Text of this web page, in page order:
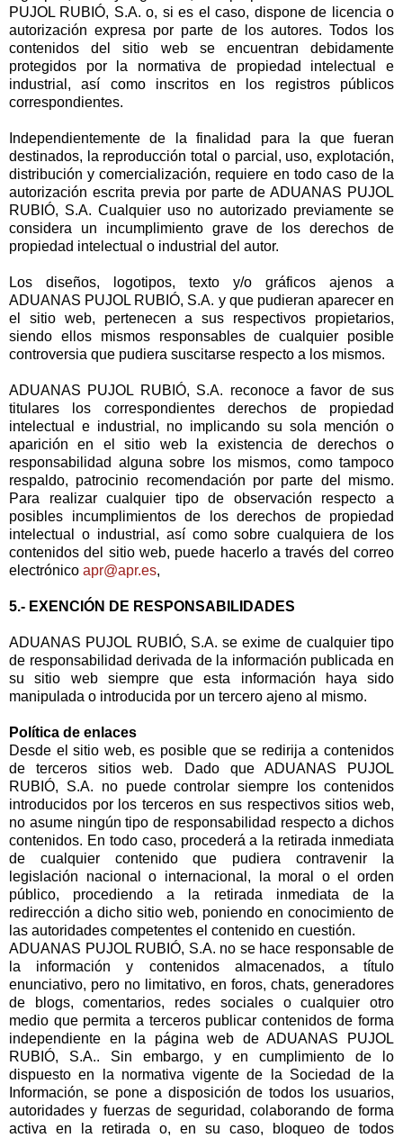
PUJOL RUBIÓ, S.A. o, si es el caso, dispone de licencia o
autorización expresa por parte de los autores. Todos los
contenidos del sitio web se encuentran debidamente
protegidos por la normativa de propiedad intelectual e
industrial, así como inscritos en los registros públicos
correspondientes.
Independientemente de la finalidad para la que fueran
destinados, la reproducción total o parcial, uso, explotación,
distribución y comercialización, requiere en todo caso de la
autorización escrita previa por parte de ADUANAS PUJOL
RUBIÓ, S.A. Cualquier uso no autorizado previamente se
considera un incumplimiento grave de los derechos de
propiedad intelectual o industrial del autor.
Los diseños, logotipos, texto y/o gráficos ajenos a
ADUANAS PUJOL RUBIÓ, S.A. y que pudieran aparecer en
el sitio web, pertenecen a sus respectivos propietarios,
siendo ellos mismos responsables de cualquier posible
controversia que pudiera suscitarse respecto a los mismos.
ADUANAS PUJOL RUBIÓ, S.A. reconoce a favor de sus
titulares los correspondientes derechos de propiedad
intelectual e industrial, no implicando su sola mención o
aparición en el sitio web la existencia de derechos o
responsabilidad alguna sobre los mismos, como tampoco
respaldo, patrocinio recomendación por parte del mismo.
Para realizar cualquier tipo de observación respecto a
posibles incumplimientos de los derechos de propiedad
intelectual o industrial, así como sobre cualquiera de los
contenidos del sitio web, puede hacerlo a través del correo
electrónico apr@apr.es,
5.- EXENCIÓN DE RESPONSABILIDADES
ADUANAS PUJOL RUBIÓ, S.A. se exime de cualquier tipo
de responsabilidad derivada de la información publicada en
su sitio web siempre que esta información haya sido
manipulada o introducida por un tercero ajeno al mismo.
Política de enlaces
Desde el sitio web, es posible que se redirija a contenidos
de terceros sitios web. Dado que ADUANAS PUJOL
RUBIÓ, S.A. no puede controlar siempre los contenidos
introducidos por los terceros en sus respectivos sitios web,
no asume ningún tipo de responsabilidad respecto a dichos
contenidos. En todo caso, procederá a la retirada inmediata
de cualquier contenido que pudiera contravenir la
legislación nacional o internacional, la moral o el orden
público, procediendo a la retirada inmediata de la
redirección a dicho sitio web, poniendo en conocimiento de
las autoridades competentes el contenido en cuestión.
ADUANAS PUJOL RUBIÓ, S.A. no se hace responsable de
la información y contenidos almacenados, a título
enunciativo, pero no limitativo, en foros, chats, generadores
de blogs, comentarios, redes sociales o cualquier otro
medio que permita a terceros publicar contenidos de forma
independiente en la página web de ADUANAS PUJOL
RUBIÓ, S.A.. Sin embargo, y en cumplimiento de lo
dispuesto en la normativa vigente de la Sociedad de la
Información, se pone a disposición de todos los usuarios,
autoridades y fuerzas de seguridad, colaborando de forma
activa en la retirada o, en su caso, bloqueo de todos